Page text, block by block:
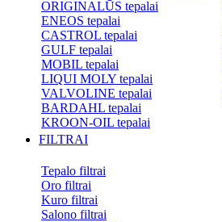
ORIGINALŪS tepalai
ENEOS tepalai
CASTROL tepalai
GULF tepalai
MOBIL tepalai
LIQUI MOLY tepalai
VALVOLINE tepalai
BARDAHL tepalai
KROON-OIL tepalai
FILTRAI
Tepalo filtrai
Oro filtrai
Kuro filtrai
Salono filtrai